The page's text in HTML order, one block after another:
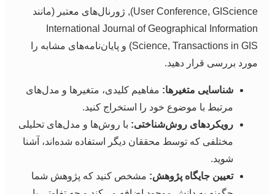
User Conference, GIScience), ژورنال‌های معتبر (مانند
International Journal of Geographical
Science, Transactions in GIS) و پایان‌نامه‌های مشابه را
بررسی قرار دهید.
شناسایی متغیرها:مفاهیم کلیدی، متغیرها و مدل‌های
مرتبط با موضوع خود را استخراج کنید.
رویکردهای روش‌شناختی:با روش‌ها و مدل‌های تحلیلی
مختلفی که توسط محققان دیگر استفاده شده‌اند، آشنا
شوید.
تعیین جایگاه پژوهش:مشخص کنید که پژوهش شما